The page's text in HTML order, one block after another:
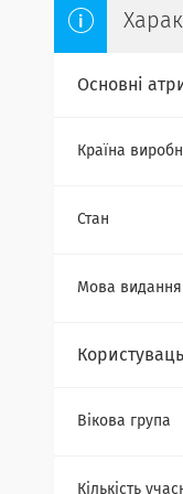
Основні
Країна
Стан
Мова видання
Вікова група
Кількість